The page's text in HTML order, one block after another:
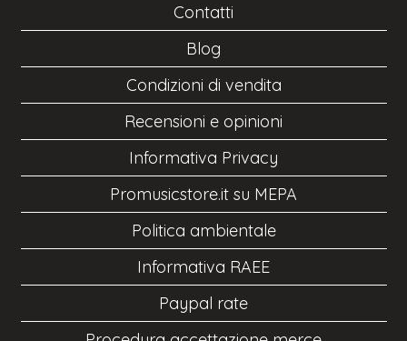
Contatti
Blog
Condizioni di vendita
Recensioni e opinioni
Informativa Privacy
Promusicstore.it su MEPA
Politica ambientale
Informativa RAEE
Paypal rate